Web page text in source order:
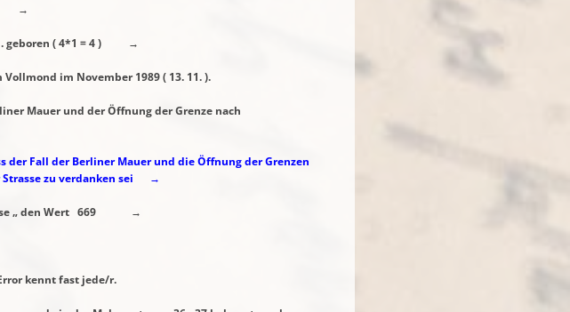
→
( 4*1 = 4 ) →
im November 1989 ( 13. 11. ).
Mauerund der Öffnung der Grenze nach
derFall der Berliner Mauer und die Öffnung der Grenzen
Strasse zu verdanken sei →
„ den Wert 669 →
fast jede/r.